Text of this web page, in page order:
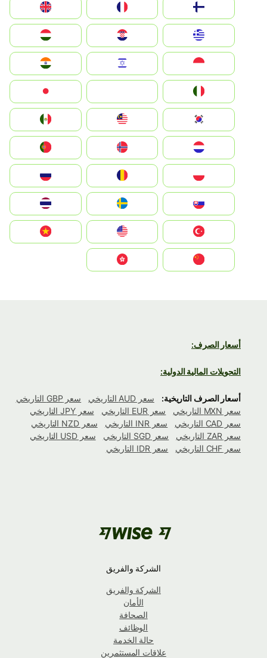
United Kingdom
Hrvatska
Magyarország
Indonesia
South Korea
Nederland
Portugal
România
Slovensko
United States
Vietnam
أسعار الصرف:
التحويلات المالية الدولية:
أسعار الصرف التاريخية: سعر AUD التاريخي
سعر GBP التاريخي
سعر MXN التاريخي
سعر EUR التاريخي
سعر JPY التاريخي
سعر CAD التاريخي
سعر INR التاريخي
سعر NZD التاريخي
سعر ZAR التاريخي
سعر SGD التاريخي
سعر USD التاريخي
سعر CHF التاريخي
سعر IDR التاريخي
الشركة والفريق
الشركة والفريق
الأمان
الصحافة
الوظائف
حالة الخدمة
علاقات المستثمرين